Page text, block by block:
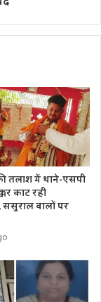
तलाश में थाने-एसपी
काट रही
ससुराल वालों पर